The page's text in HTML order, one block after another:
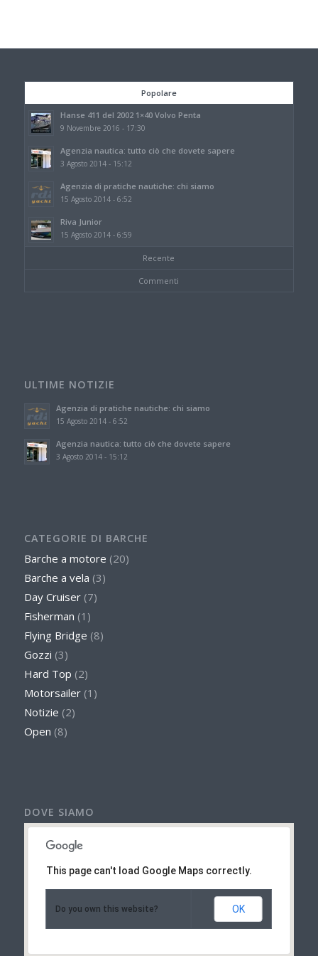
Popolare
Hanse 411 del 2002 1×40 Volvo Penta
9 Novembre 2016 - 17:30
Agenzia nautica: tutto ciò che dovete sapere
3 Agosto 2014 - 15:12
Agenzia di pratiche nautiche: chi siamo
15 Agosto 2014 - 6:52
Riva Junior
15 Agosto 2014 - 6:59
Recente
Commenti
ULTIME NOTIZIE
Agenzia di pratiche nautiche: chi siamo
15 Agosto 2014 - 6:52
Agenzia nautica: tutto ciò che dovete sapere
3 Agosto 2014 - 15:12
CATEGORIE DI BARCHE
Barche a motore (20)
Barche a vela (3)
Day Cruiser(7)
Fisherman (1)
Flying Bridge (8)
Gozzi (3)
Hard Top (2)
Motorsailer(1)
Notizie (2)
Open (8)
DOVE SIAMO
This page can't load Google Maps correctly.
Do you own this website? OK